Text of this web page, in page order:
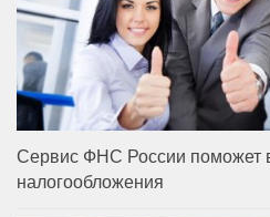
Сервис ФНС России поможет
налогообложения